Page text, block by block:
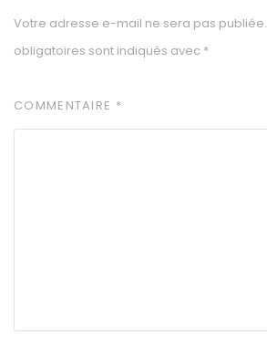
Votre adresse e-mail ne sera pas publiée.
obligatoires sont indiqués avec *
COMMENTAIRE *